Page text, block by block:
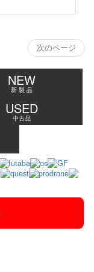
次のページ
NEW
新 製 品
USED
中古品